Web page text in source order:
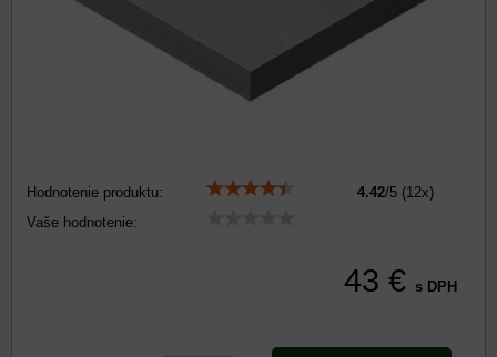
Hodnotenie produktu: 4.42/5 (12x)
Vaše hodnotenie:
43 € s DPH